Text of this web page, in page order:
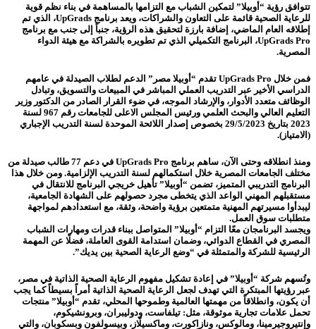
تتوافق رؤية “أوبيلا” لتمكين الشباب مع التزامها بالمساهمة في بناء نظم قوية
للرعاية الصحية قائمة على التعاون والشراكات، ويعد برنامج UpGrads، الذي تم
إطلاقه العام الماضي، إضافة بارزة لتحقيق هذه الرؤية، جنباً إلى جنب مع برنامج
UpGrads Pro، البرنامج التكميلي الذي تم تطويره بالشراكة مع هيئة الدواء
المصرية.
فمن خلال UpGrads Pro تقدم “أوبيلا مصر” الدعم لطلاب الصيدلة في عامهم
الدراسي الأخير عبر التدريب العملي المباشر في المبيعات والتسويق، وتبادل
الوظائف متعدد الأدوار، والإرشاد الموجه، في ضوء القرار الصادر من الدكتور وزير
التعليم العالي والبحث العلمي ورئيس المجلس الاعلى للجامعات رقم 967 لسنة
2023 بتاريخ 29/5/2023 بخصوص إصدار اللائحة الموحدة لسنة التدريب الإجباري
(الامتياز).
ومنذ انطلاقه وحتى الآن، ساهم برنامج UpGrads Pro في دعم 77 طالب صيدلة من
مختلف الجامعات المصرية خلال استكمالهم لسنة التدريب الإلزامية. ومن خلال هذا
البرنامج التدريبي المتميز، تضمن “أوبيلا” تأهيل خريجي البرنامج للانتقال في
مستقبلهم المهني الواعد الذي يتخطى مجرد حصولهم على الشهادة الجامعية،
ليبدأوا مسيرتهم المهنية متمتعين برؤية واضحة، وثقة، مع استعدادهم لمواجهة
متطلبات سوق العمل.
ويجسد البرنامجان معًا التزام “أوبيلا” المتواصل ببناء قدرات ومهارات الشباب
المصري في القطاع الدوائي، وضمان استدامة القوى العاملة، فضلًا عن المهمة
الرئيسية للشركة والمتمثلة في “وضع الرعاية الصحية بين يديك”.
وتُسهم شركة “أوبيلا” في إعادة تشكيل مفهوم الرعاية الصحية الذاتية في مصر،
عبر رؤيتها المبتكرة التي تهدف لجعل الرعاية الصحية الذاتية أمراً بسيطاً كما يجب
أن يكون، وانطلاقاً من مهمتها العالمية وطموحها المحلي، تقدم “أوبيلا” منتجات
تحمل علامات تجارية موثوقة، مثل: تيلفاست، ودوليبران، وبرونشيكوم،
وإنتيروجيرمينا، ومالوكس، ونازاكورت، وماكسيلّاز، وبيسولفون وبسكوبان، والتي